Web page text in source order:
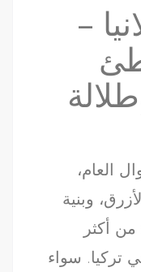
–
العام،
وبنية
أكثر
تركيا. سواء